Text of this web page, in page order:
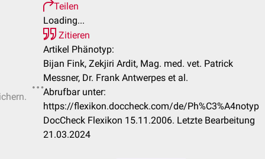
Teilen
Loading...
Zitieren
Artikel Phänotyp:
Bijan Fink, Zekjiri Ardit, Mag. med. vet. Patrick
Messner, Dr. Frank Antwerpes et al.
Abrufbar unter:
https://flexikon.doccheck.com/de/Ph%C3%A4notyp
DocCheck Flexikon 15.11.2006. Letzte Bearbeitung
21.03.2024